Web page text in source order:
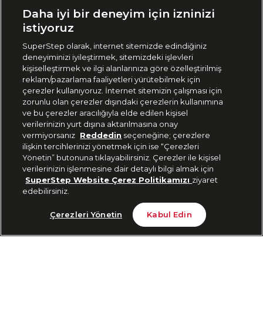
Tükendi
🇹🇷 Türkiye
444 37 36
Uygulamadan Takip Edin
Bizi Takip Edin
Daha iyi bir deneyim için izninizi
istiyoruz
SuperStep olarak, internet sitemizde edindiğiniz
deneyiminizi iyileştirmek, sitemizdeki işlevleri
kişiselleştirmek ve ilgi alanlarınıza göre özelleştirilmiş
reklam/pazarlama faaliyetleri yürütebilmek için
çerezler kullanıyoruz. İnternet sitemizin çalışması için
zorunlu olan çerezler dışındaki çerezlerin kullanımına
ve bu çerezler aracılığıyla elde edilen kişisel
verilerinizin yurt dışına aktarılmasına onay
vermiyorsanız Reddedin seçeneğine; çerezlere
ilişkin tercihlerinizi yönetmek için ise “Çerezleri
Yönetin” butonuna tıklayabilirsiniz. Çerezler ile kişisel
verilerinizin işlenmesine dair detaylı bilgi almak için
SuperStep Website Çerez Politikamızı ziyaret
edebilirsiniz.
Çerezleri Yönetin Kabul Edin